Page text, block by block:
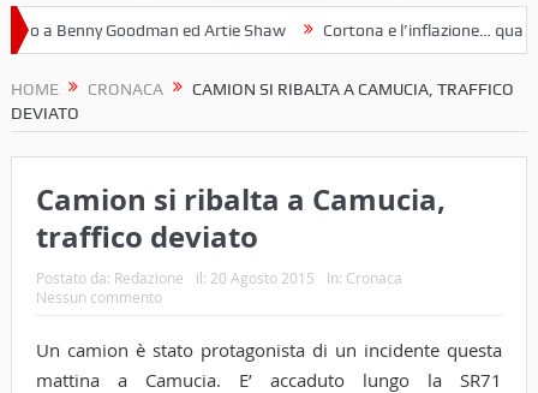
a Benny Goodman ed Artie Shaw Cortona e l’inflazione…
HOME CRONACA
CAMION SI RIBALTA A CAMUCIA, TRAFFICO
DEVIATO
Camion si ribalta a Camucia,
traffico deviato
Postato da: Redazione il: 20 Agosto 2015 In: Cronaca
Nessun commento
Un camion è stato protagonista di un incidente questa
mattina a Camucia. E’ accaduto lungo la SR71